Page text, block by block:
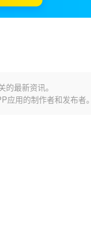
最新资讯。
用的制作者和发布者。